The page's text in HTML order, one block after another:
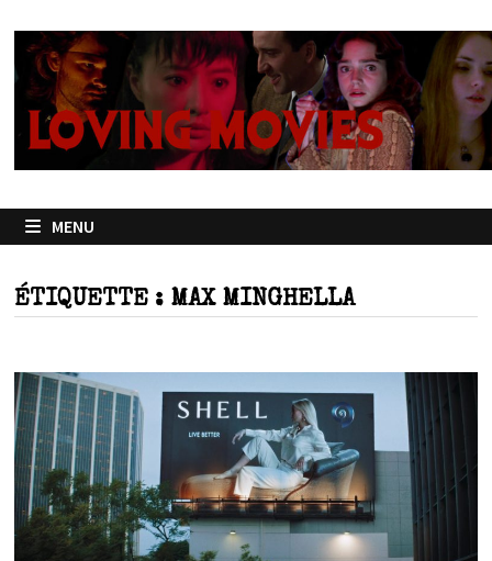
contenu
MENU
ÉTIQUETTE : MAX MINGHELLA